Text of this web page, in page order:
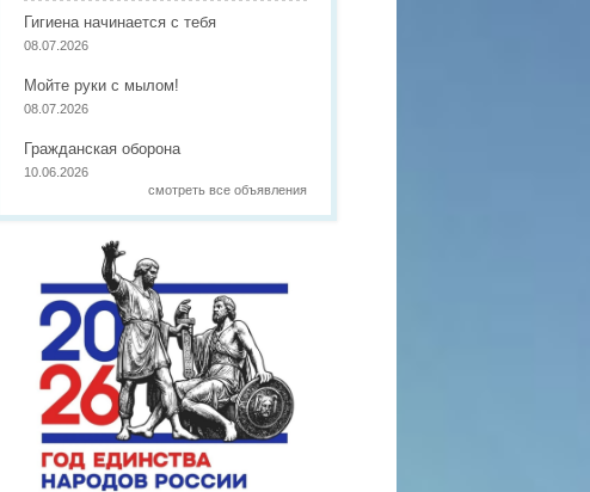
Гигиена начинается с тебя
08.07.2026
Мойте руки с мылом!
08.07.2026
Гражданская оборона
10.06.2026
смотреть все объявления